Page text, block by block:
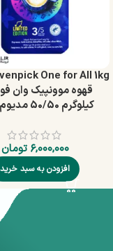
کیلوگرم 50/50 مدیوم رست
۶,۰۰۰,۰۰۰ تومان
افزودن به سبد خرید